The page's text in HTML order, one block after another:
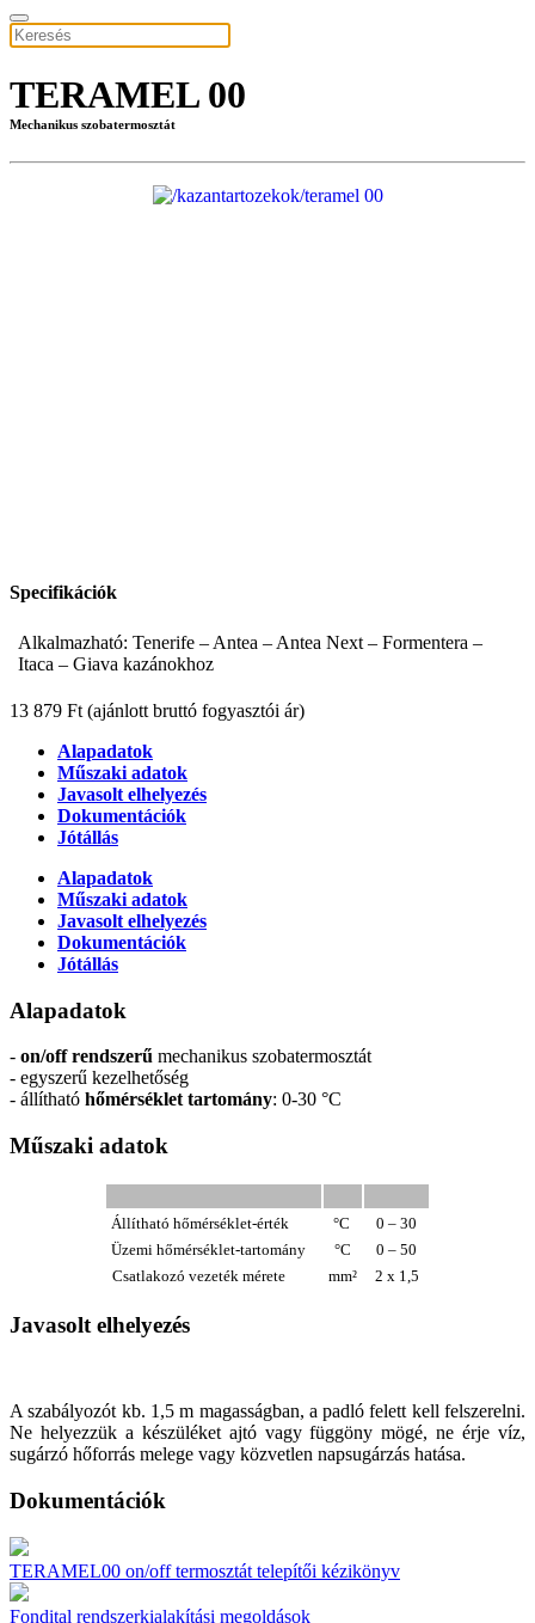
TERAMEL 00
Mechanikus szobatermosztát
Specifikációk
Alkalmazható: Tenerife – Antea – Antea Next – Formentera –
Itaca – Giava kazánokhoz
13 879 Ft (ajánlott bruttó fogyasztói ár)
Alapadatok
Műszaki adatok
Javasolt elhelyezés
Dokumentációk
Jótállás
Alapadatok
Műszaki adatok
Javasolt elhelyezés
Dokumentációk
Jótállás
Alapadatok
- on/off rendszerű mechanikus szobatermosztát
- egyszerű kezelhetőség
- állítható hőmérséklet tartomány: 0-30 °C
Műszaki adatok
Állítható hőmérséklet-érték °C
0 – 30
Üzemi hőmérséklet-tartomány
°C
0 – 50
Csatlakozó vezeték mérete
mm² 2 x 1,5
Javasolt elhelyezés
A szabályozót kb. 1,5 m magasságban, a padló felett kell felszerelni.
Ne helyezzük a készüléket ajtó vagy függöny mögé, ne érje víz,
sugárzó hőforrás melege vagy közvetlen napsugárzás hatása.
Dokumentációk
TERAMEL00 on/off termosztát telepítői kézikönyv
Fondital rendszerkialakítási megoldások